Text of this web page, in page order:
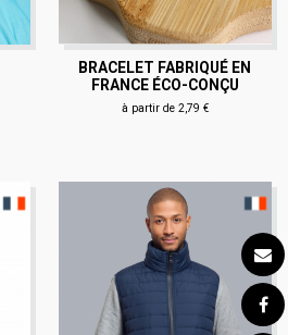
BRACELET FABRIQUÉ EN
FRANCE ÉCO-CONÇU
à partir de 2,79 €